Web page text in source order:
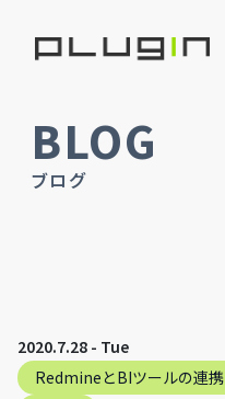
BLOG
ブログ
2020.7.28 - Tue
RedmineとBIツールの連携